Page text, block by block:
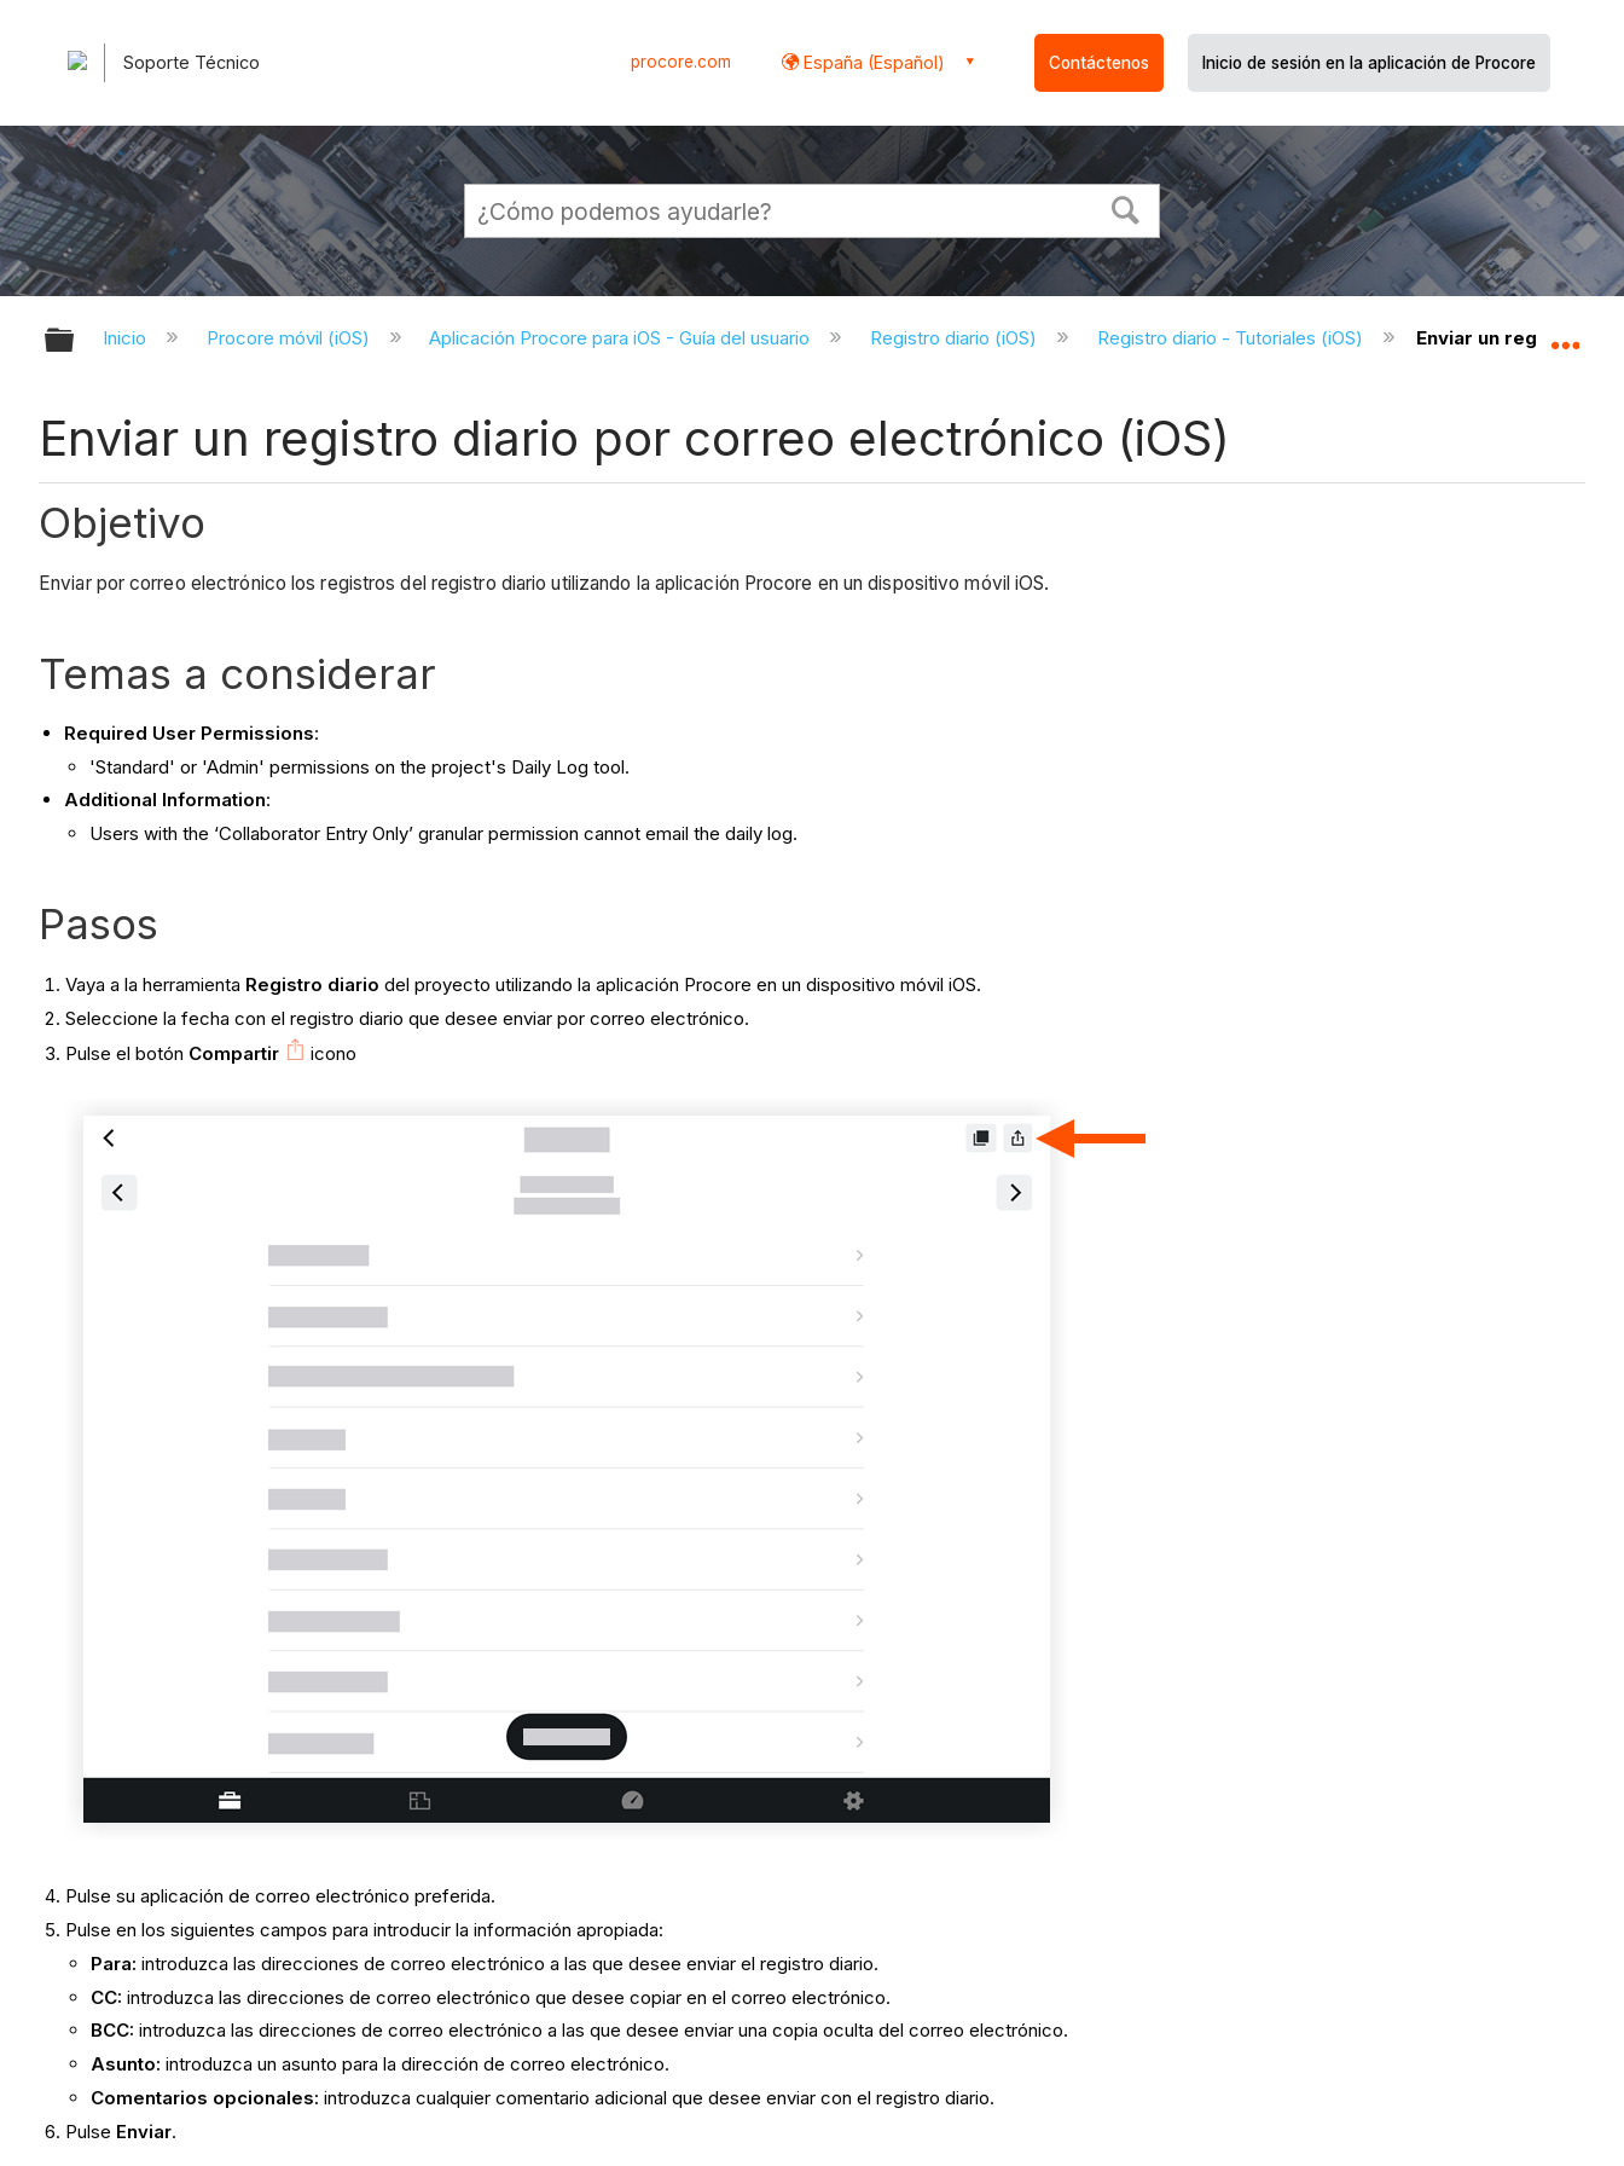
Soporte Técnico procore.com España (Español) Contáctenos Inicio de sesión en la aplicación de Procore
Expandir/contraer jerarquía global
Inicio Procore móvil (iOS) Aplicación Procore para iOS - Guía del usuario Registro diario (iOS) Registro diario - Tutoriales (iOS) Enviar un registro
Enviar un registro diario por correo electrónico (iOS)
Objetivo
Enviar por correo electrónico los registros del registro diario utilizando la aplicación Procore en un dispositivo móvil iOS.
Temas a considerar
Required User Permissions:
'Standard' or 'Admin' permissions on the project's Daily Log tool.
Additional Information:
Users with the ‘Collaborator Entry Only’ granular permission cannot email the daily log.
Pasos
Vaya a la herramienta Registro diario del proyecto utilizando la aplicación Procore en un dispositivo móvil iOS.
Seleccione la fecha con el registro diario que desee enviar por correo electrónico.
Pulse el botón Compartir icono
Pulse su aplicación de correo electrónico preferida.
Pulse en los siguientes campos para introducir la información apropiada:
Para: introduzca las direcciones de correo electrónico a las que desee enviar el registro diario.
CC: introduzca las direcciones de correo electrónico que desee copiar en el correo electrónico.
BCC: introduzca las direcciones de correo electrónico a las que desee enviar una copia oculta del correo electrónico.
Asunto: introduzca un asunto para la dirección de correo electrónico.
Comentarios opcionales: introduzca cualquier comentario adicional que desee enviar con el registro diario.
Pulse Enviar.